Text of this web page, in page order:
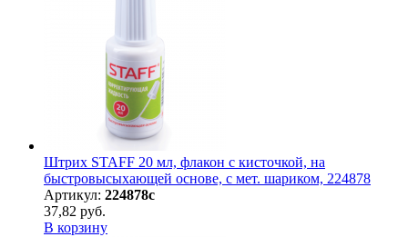
Штрих STAFF 20 мл, флакон с кисточкой, на
быстровысыхающей основе, с мет. шариком, 224878
Артикул: 224878с
37,82 руб.
В корзину